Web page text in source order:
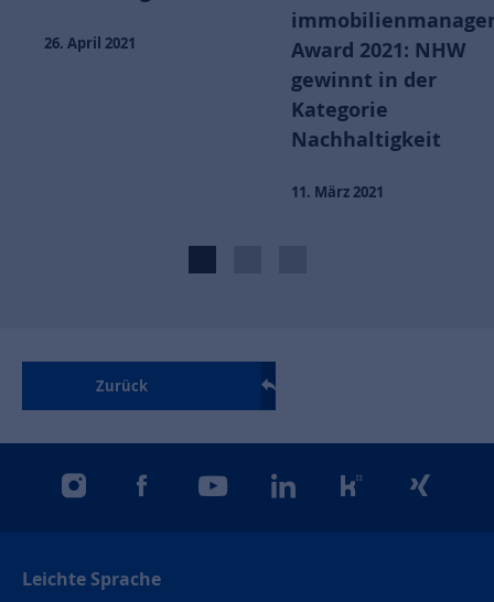
26. April 2021
Award 2021: NHW
gewinnt in der
Kategorie
Nachhaltigkeit
11. März 2021
Zurück
instagramfacebookyoutubelinkedinkununuxing
Leichte Sprache